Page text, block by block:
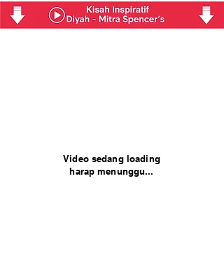
Video sedang loading
harap menunggu...